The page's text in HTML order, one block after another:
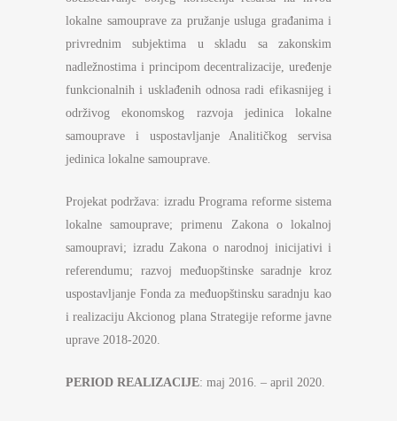
lokalne samouprave za pružanje usluga građanima i
privrednim subjektima u skladu sa zakonskim
nadležnostima i principom decentralizacije, uređenje
funkcionalnih i usklađenih odnosa radi efikasnijeg i
održivog ekonomskog razvoja jedinica lokalne
samouprave i uspostavljanje Analitičkog servisa
jedinica lokalne samouprave.
Projekat podržava: izradu Programa reforme sistema
lokalne samouprave; primenu Zakona o lokalnoj
samoupravi; izradu Zakona o narodnoj inicijativi i
referendumu; razvoj međuopštinske saradnje kroz
uspostavljanje Fonda za međuopštinsku saradnju kao
i realizaciju Akcionog plana Strategije reforme javne
uprave 2018-2020.
PERIOD REALIZACIJE: maj 2016. – april 2020.